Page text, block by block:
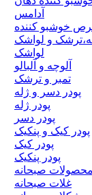
آدامس
خوشبو کننده
و لواشک
لواشک
آلوچه و آلبالو
تمبر و ترشک
پودر دسر و ژله
پودر ژله
پودر دسر
پودر کیک و پنکیک
پودر کیک
پودر پنکیک
محصولات صبحانه
غلات صبحانه